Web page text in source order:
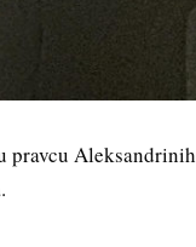
pravcu Aleksandrinih